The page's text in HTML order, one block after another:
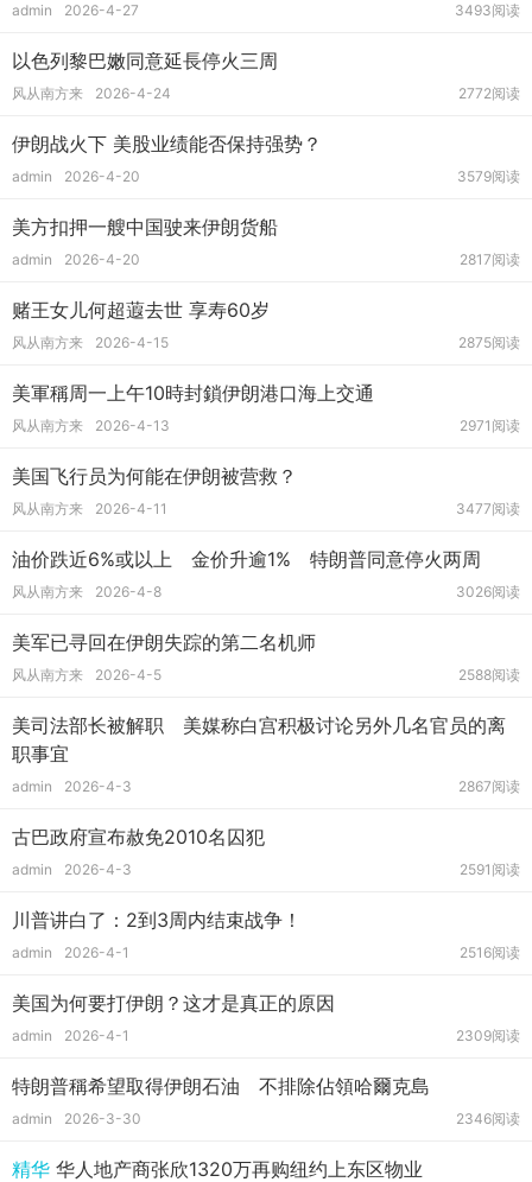
admin 2026-4-27 3493阅读
以色列黎巴嫩同意延長停火三周
风从南方来 2026-4-24 2772阅读
伊朗战火下 美股业绩能否保持强势？
admin 2026-4-20 3579阅读
美方扣押一艘中国驶来伊朗货船
admin 2026-4-20 2817阅读
赌王女儿何超蕸去世 享寿60岁
风从南方来 2026-4-15 2875阅读
美軍稱周一上午10時封鎖伊朗港口海上交通
风从南方来 2026-4-13 2971阅读
美国飞行员为何能在伊朗被营救？
风从南方来 2026-4-11 3477阅读
油价跌近6%或以上 金价升逾1% 特朗普同意停火两周
风从南方来 2026-4-8 3026阅读
美军已寻回在伊朗失踪的第二名机师
风从南方来 2026-4-5 2588阅读
美司法部长被解职 美媒称白宫积极讨论另外几名官员的离
职事宜
admin 2026-4-3 2867阅读
古巴政府宣布赦免2010名囚犯
admin 2026-4-3 2591阅读
川普讲白了：2到3周内结束战争！
admin 2026-4-1 2516阅读
美国为何要打伊朗？这才是真正的原因
admin 2026-4-1 2309阅读
特朗普稱希望取得伊朗石油 不排除佔領哈爾克島
admin 2026-3-30 2346阅读
精华 华人地产商张欣1320万再购纽约上东区物业